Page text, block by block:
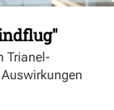
Trianel-